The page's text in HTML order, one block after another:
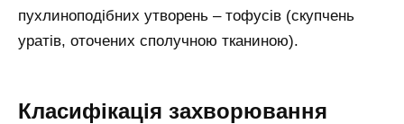
пухлиноподібних утворень – тофусів (скупчень
уратів, оточених сполучною тканиною).
Класифікація захворювання